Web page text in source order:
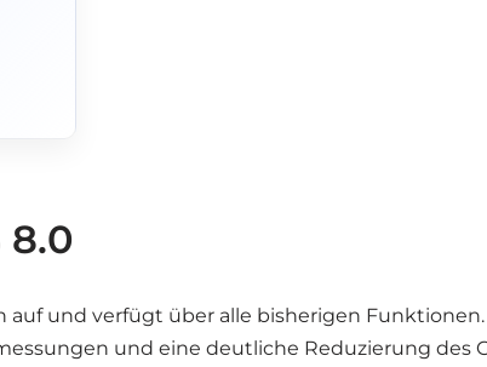
8.0
und verfügt über alle bisherigen
und eine deutliche Reduzierung des